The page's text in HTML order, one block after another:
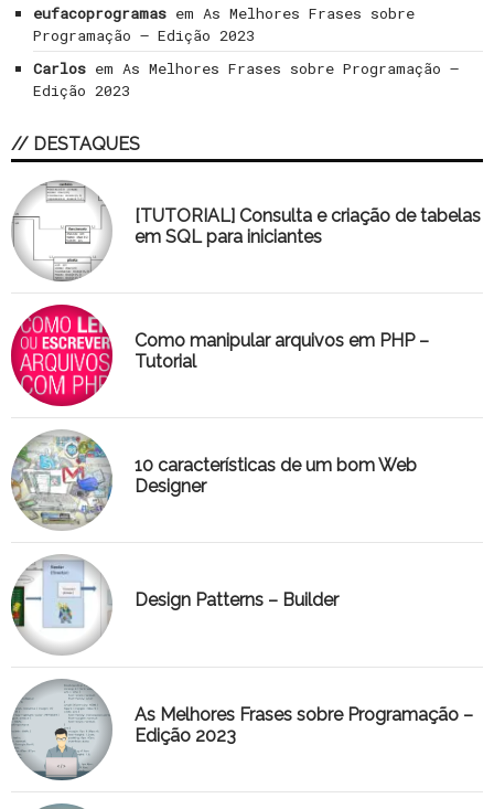
eufacoprogramas em As Melhores Frases sobre
Programação – Edição 2023
Carlos em As Melhores Frases sobre Programação –
Edição 2023
// DESTAQUES
[TUTORIAL] Consulta e criação de tabelas
em SQL para iniciantes
Como manipular arquivos em PHP –
Tutorial
10 características de um bom Web
Designer
Design Patterns – Builder
As Melhores Frases sobre Programação –
Edição 2023